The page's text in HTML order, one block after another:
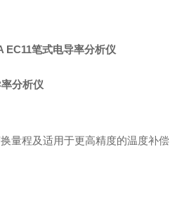
EC11笔式电导率分析仪
分析仪
量程及适用于更高精度的温度补偿